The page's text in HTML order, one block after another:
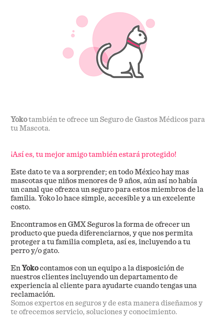
Yokotambién te ofrece un Seguro de Gastos Médicos para
tu Mascota.
¡Así es, tu mejor amigo también estará protegido!
Este dato te va a sorprender; en todo México hay mas
mascotas que niños menores de 9 años, aún así no había
un canal que ofrezca un seguro para estos miembros de la
familia. Yoko lo hace simple, accesible y a un excelente
costo.
Encontramos en GMX Seguros la forma de ofrecer un
producto que pueda diferenciarnos, y que nos permita
proteger a tu familia completa, así es, incluyendo a tu
perro y/o gato.
EnYokocontamos con un equipo a la disposición de
nuestros clientes incluyendo un departamento de
experiencia al cliente para ayudarte cuando tengas una
reclamación.
Somos expertos en seguros y de esta manera diseñamos y
te ofrecemos servicio, soluciones y conocimiento.